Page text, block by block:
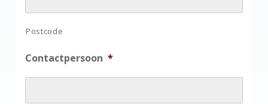
Postcode
Contactpersoon *